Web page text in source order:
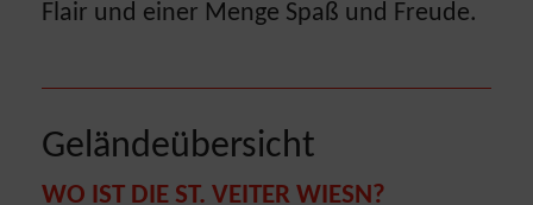
Flair und einer Menge Spaß und Freude.
Geländeübersicht
WO IST DIE ST. VEITER WIESN?